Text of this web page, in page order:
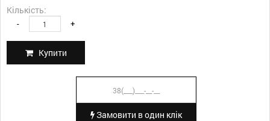
Кількість:
- +
Купити
Замовити в один клік